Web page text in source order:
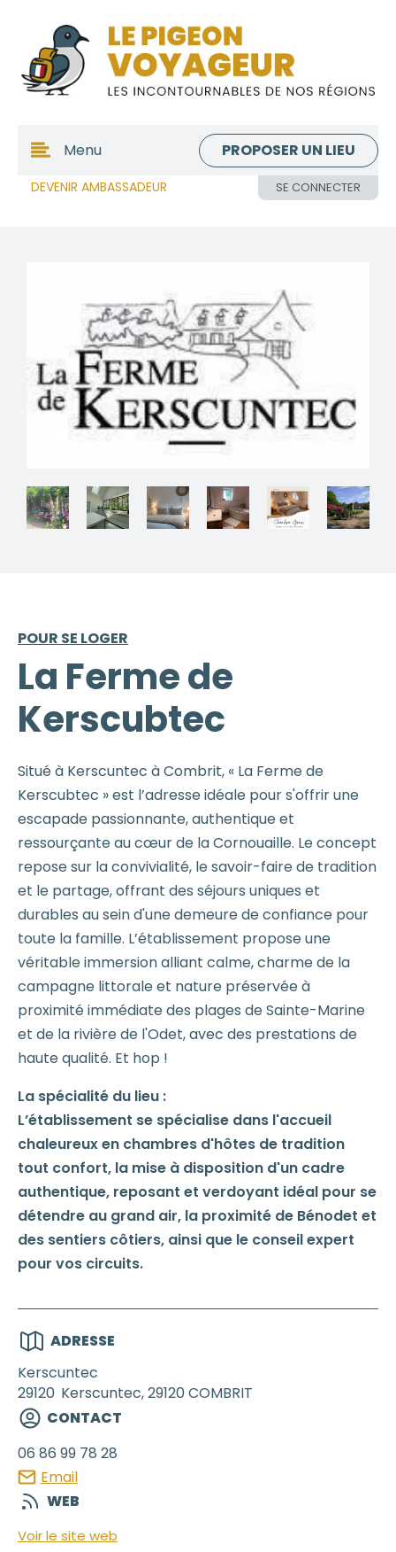
DEVENIR AMBASSADEUR SE CONNECTER
Menu PROPOSER UN LIEU
POUR SE LOGER
La Ferme de
Kerscubtec
Situé à Kerscuntec à Combrit, « La Ferme de
Kerscubtec » est l’adresse idéale pour s'offrir une
escapade passionnante, authentique et
ressourçante au cœur de la Cornouaille. Le concept
repose sur la convivialité, le savoir-faire de tradition
et le partage, offrant des séjours uniques et
durables au sein d'une demeure de confiance pour
toute la famille. L’établissement propose une
véritable immersion alliant calme, charme de la
campagne littorale et nature préservée à
proximité immédiate des plages de Sainte-Marine
et de la rivière de l'Odet, avec des prestations de
haute qualité. Et hop !
La spécialité du lieu :
L’établissement se spécialise dans l'accueil
chaleureux en chambres d'hôtes de tradition
tout confort, la mise à disposition d'un cadre
authentique, reposant et verdoyant idéal pour se
détendre au grand air, la proximité de Bénodet et
des sentiers côtiers, ainsi que le conseil expert
pour vos circuits.
ADRESSE
Kerscuntec
29120 Kerscuntec, 29120 COMBRIT
CONTACT
06 86 99 78 28
Email
WEB
Voir le site web